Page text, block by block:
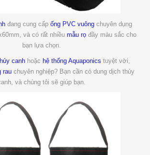
đang cung cấp ống PVC vuông chuyên dụng
và có rất nhiều mẫu rọ đầy màu sắc cho
bạn lựa chọn.
canh hoặc hệ thống Aquaponics tuyệt vời,
rau chuyên nghiệp? Bạn cần có dung dịch thủy
và chúng tôi sẽ giúp bạn.